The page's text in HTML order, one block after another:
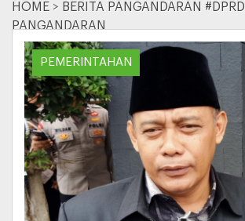
HOME > BERITA PANGANDARAN #DPRD
PANGANDARAN
PEMERINTAHAN